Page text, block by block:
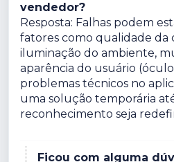
vendedor?
Resposta: Falhas podem
fatores como qualidade da
iluminação do ambiente,
aparência do usuário
problemas técnicos no
uma solução temporária
reconhecimento seja
Ficou com alguma